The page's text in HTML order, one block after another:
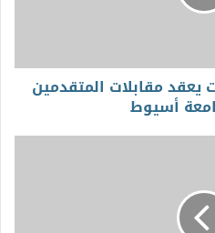
يعقد مقابلات المتقدمين
أسيوط